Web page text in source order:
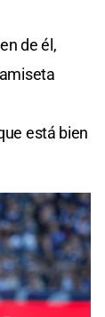
de él,
está bien